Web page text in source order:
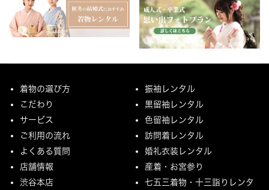
着物の選び方
こだわり
サービス
ご利用の流れ
よくある質問
店舗情報
渋谷本店
振袖レンタル
黒留袖レンタル
色留袖レンタル
訪問着レンタル
婚礼衣装レンタル
産着・お宮参り
七五三着物・十三詣りレンタ